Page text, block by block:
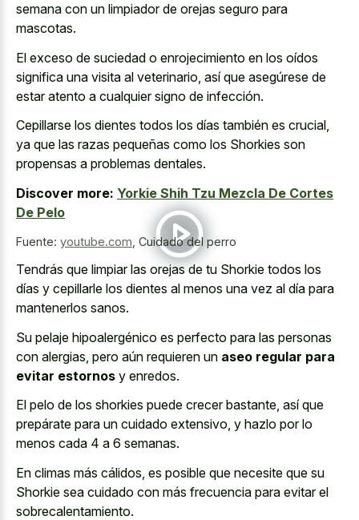
semana con un limpiador de orejas seguro para
mascotas.
El exceso de suciedad o enrojecimiento en los oídos
significa una visita al veterinario, así que asegúrese de
estar atento a cualquier signo de infección.
Cepillarse los dientes todos los días también es crucial,
ya que las razas pequeñas como los Shorkies son
propensas a problemas dentales.
Discover more: Yorkie Shih Tzu Mezcla De Cortes
De Pelo
Fuente: youtube.com Cuidado del perro
Tendrás que limpiar las orejas de tu Shorkie todos los
días y cepillarle los dientes al menos una vez al día para
mantenerlos sanos.
Su pelaje hipoalergénico es perfecto para las personas
con alergias, pero aún requieren un aseo regular para
evitar estornos y enredos.
El pelo de los shorkies puede crecer bastante, así que
prepárate para un cuidado extensivo, y hazlo por lo
menos cada 4 a 6 semanas.
En climas más cálidos, es posible que necesite que su
Shorkie sea cuidado con más frecuencia para evitar el
sobrecalentamiento.